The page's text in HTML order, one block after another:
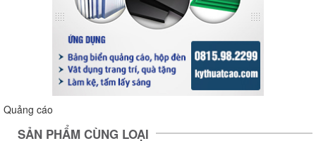
Quảng cáo
SẢN PHẨM CÙNG LOẠI